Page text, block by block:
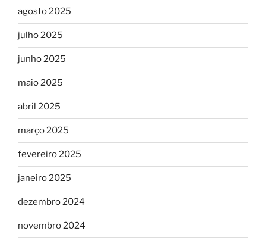
agosto 2025
julho 2025
junho 2025
maio 2025
abril 2025
março 2025
fevereiro 2025
janeiro 2025
dezembro 2024
novembro 2024